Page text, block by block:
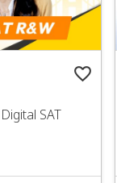
favorite_border
SAT